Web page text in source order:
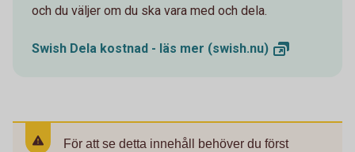
och du väljer om du ska vara med och dela.
Swish Dela kostnad - läs mer (swish.nu)
För att se detta innehåll behöver du först